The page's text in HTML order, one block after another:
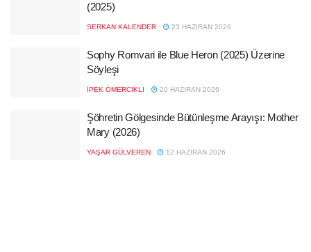
(2025)
SERKAN KALENDER 23 HAZIRAN 2026
Sophy Romvari ile Blue Heron (2025) Üzerine
Söyleşi
İPEK ÖMERCIKLI 20 HAZIRAN 2026
Şöhretin Gölgesinde Bütünleşme Arayışı: Mother
Mary (2026)
YAŞAR GÜLVEREN 12 HAZIRAN 2026